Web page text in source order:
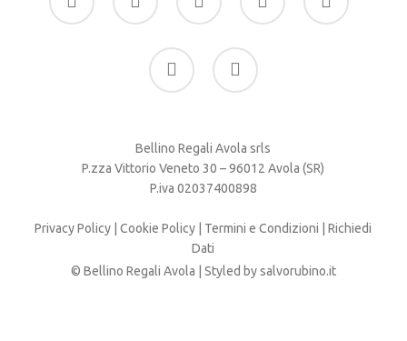
plus
phone email
Bellino Regali Avola srls
P.zza Vittorio Veneto 30 – 96012 Avola (SR)
P.iva 02037400898
Privacy Policy |Cookie Policy Termini e Condizioni |Richiedi
Dati
© Bellino Regali Avola | Styled bysalvorubino.it